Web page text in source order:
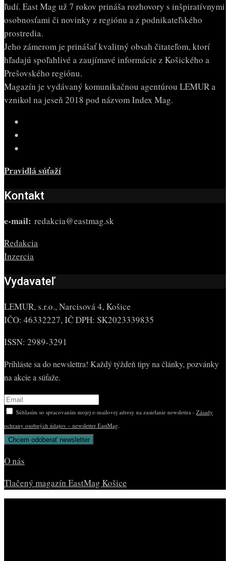
ľudí. East Mag už 7 rokov prináša rozhovory s inšpiratívnymi
osobnosťami či novinky z regiónu a z podnikateľského
prostredia.
Jeho zámerom je prinášať kvalitný obsah čitateľom, ktorí
hľadajú spoľahlivé a zaujímavé informácie z Košického a
Prešovského regiónu.
Magazín je vydávaný komunikačnou agentúrou LEMUR a
vznikol na jeseň 2018 pod názvom Index Mag.
Pravidlá súťaží
Kontakt
e-mail: redakcia@eastmag.sk
Redakcia
Inzercia
Vydavateľ
LEMUR, s.r.o., Narcisová 4, Košice
IČO: 46332227, IČ DPH: SK2023339835
ISSN: 2989-3291
Prihláste sa do newslettra! Každý týždeň tipy na články, pozvánky
na akcie a súťaže.
Súhlasím so spracovaním mojej e-mailovej adresy na zasielanie newslettra - Zásady
ochrany osobných údajov – newsletter EastMag.
O nás
Tlačený magazín EastMag Košice